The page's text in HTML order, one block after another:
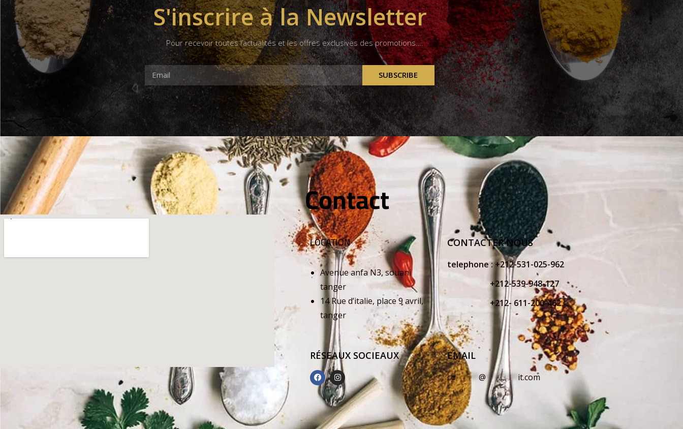
S'inscrire à la Newsletter
Pour recevoir toutes l’actualités et les offres exclusives des promotions….
SUBSCRIBE
Contact
LOCATION
Avenue anfa N3, souani
tanger
14 Rue d’italie, place 9 avril,
tanger
CONTACTER NOUS
telephone :+212-531-025-962
+212-539-948-127
+212- 611-200-462
RÉSEAUX SOCIEAUX EMAIL
co*****@ ******* it.com